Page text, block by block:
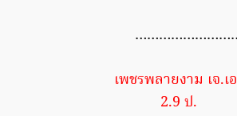
เพชรพลายงาม เจ.
2.9 ป.